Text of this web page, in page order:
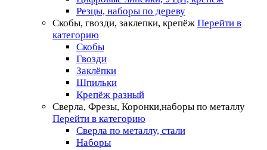
Резцы, наборы по дереву
Скобы, гвозди, заклепки, крепёж Перейти в
категорию
Скобы
Гвозди
Заклёпки
Шпильки
Крепёж разный
Сверла, Фрезы, Коронки,наборы по металлу
Перейти в категорию
Сверла по металлу, стали
Наборы